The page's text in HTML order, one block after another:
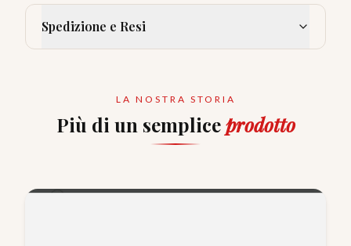
Spedizione e Resi
LA NOSTRA STORIA
Più di un sempliceprodotto